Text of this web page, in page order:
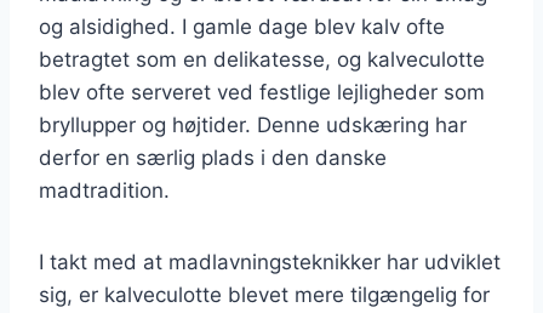
og alsidighed. I gamle dage blev kalv ofte
betragtet som en delikatesse, og kalveculotte
blev ofte serveret ved festlige lejligheder som
bryllupper og højtider. Denne udskæring har
derfor en særlig plads i den danske
madtradition.
I takt med at madlavningsteknikker har udviklet
sig, er kalveculotte blevet mere tilgængelig for